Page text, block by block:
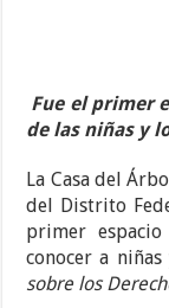
Fue el primer
de las niñas y
La Casa del
del Distrito
primer
conocer a
sobre los